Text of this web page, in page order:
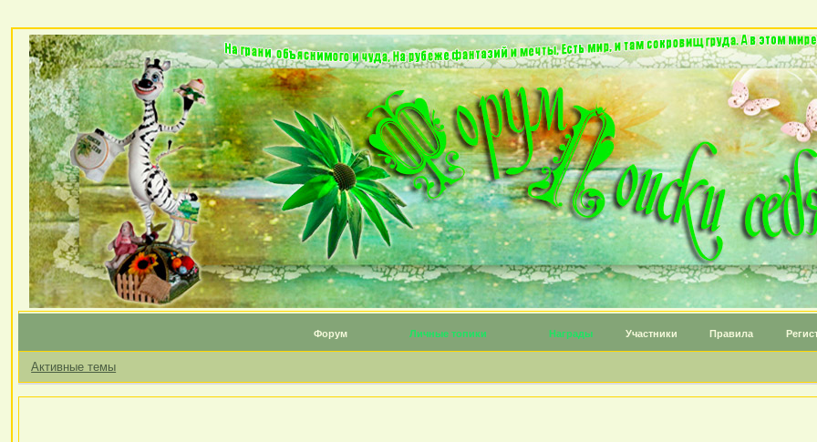
Форум Личные топики Награды Участники Правила
Активные темы